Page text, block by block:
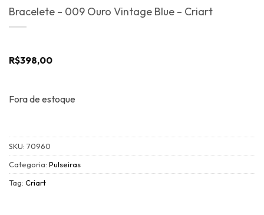
Bracelete – 009 Ouro Vintage Blue – Criart
R$398,00
Fora de estoque
SKU: 70960
Categoria: Pulseiras
Tag: Criart